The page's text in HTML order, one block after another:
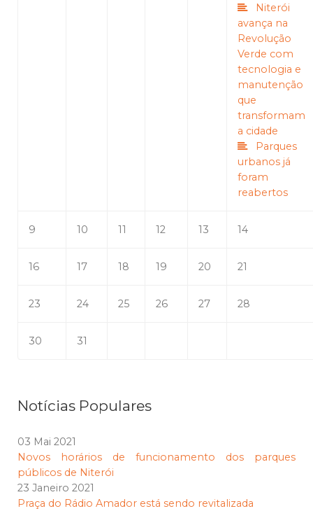
Niterói
avança na
Revolução
Verde com
tecnologia e
manutenção
que
transformam
a cidade
Parques
urbanos já
foram
reabertos
9 10 11 12 13 14
16 17 18 19 20 21
23 24 25 26 27 28
30 31
Notícias Populares
03 Mai 2021
Novos horários de funcionamento dos parques
públicos de Niterói
23 Janeiro 2021
Praça do Rádio Amador está sendo revitalizada